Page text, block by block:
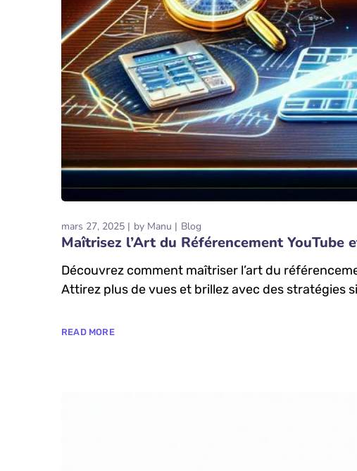
mars 27, 2025 by Manu Blog
Maîtrisez l’Art du Référencement YouTube
Découvrez comment maîtriser l’art du
Attirez plus de vues et brillez avec des stratégies
READ MORE